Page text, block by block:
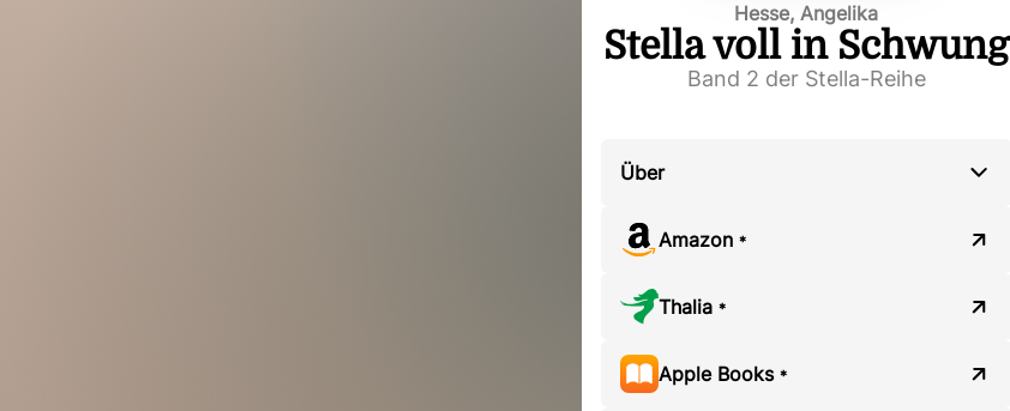
Hesse, Angelika
Stella voll in Schwung
Band 2 der Stella-Reihe
Über
Amazon *
Thalia *
Apple Books *